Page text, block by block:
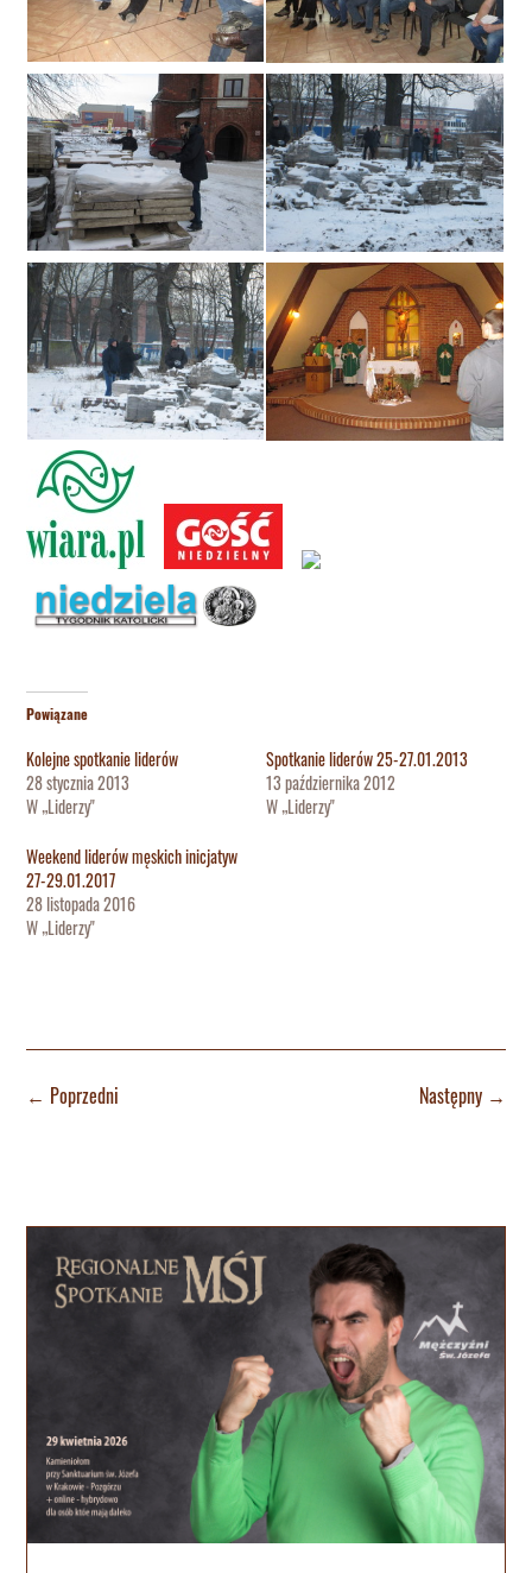
Powiązane
Kolejne spotkanie liderów
28 stycznia 2013
W „Liderzy"
Spotkanie liderów 25-27.01.2013
13 października 2012
W „Liderzy"
Weekend liderów męskich inicjatyw
27-29.01.2017
28 listopada 2016
W „Liderzy"
← Poprzedni Następny→